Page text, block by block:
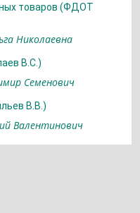
товаров (ФДОТ
Николаевна
В.С.)
Семенович
В.В.)
Валентинович